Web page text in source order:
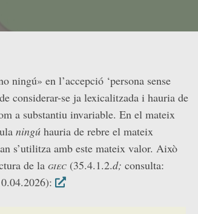
ningú» en l’accepció ‘persona sense
considerar-se ja lexicalitzada i hauria de
a substantiu invariable. En el mateix
ningú hauria de rebre el mateix
s’utilitza amb este mateix valor. Això
de la giec (35.4.1.2.d; consulta: